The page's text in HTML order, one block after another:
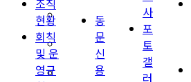
총동문회 뉴스
산하단체 뉴스
동문 동정
조직
현황
회칙
및 운
영규
동
문
신
용
사
포
토
갤
러